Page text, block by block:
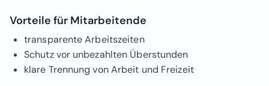
Vorteile für Mitarbeitende
transparente Arbeitszeiten
Schutz vor unbezahlten Überstunden
klare Trennung von Arbeit und Freizeit